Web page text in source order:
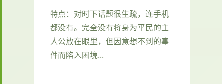
特点：对时下话题很生疏，连手机
都没有。完全没有将身为平民的主
人公放在眼里，但因意想不到的事
件而陷入困境...